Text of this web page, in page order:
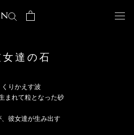
女達の石
くりかえす波
まれて粒となった砂
、彼女達が生み出す